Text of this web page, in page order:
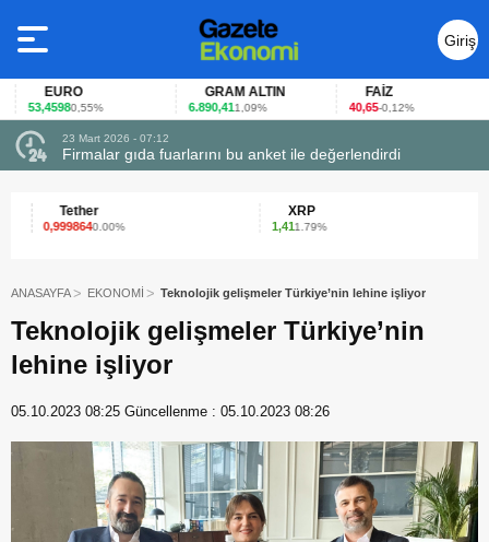
Giriş
Yap
EURO
53,45980,55%
GRAM ALTIN
6.890,411,09%
FAİZ
40,65-0,12%
23 Mart 2026 - 07:12
Firmalar gıda fuarlarını bu anket ile değerlendirdi
Tether
0,9998640.00%
XRP
1,411.79%
ANASAYFA EKONOMİ Teknolojik gelişmeler Türkiye’nin lehine işliyor
Teknolojik gelişmeler Türkiye’nin
lehine işliyor
05.10.2023 08:25 Güncellenme : 05.10.2023 08:26